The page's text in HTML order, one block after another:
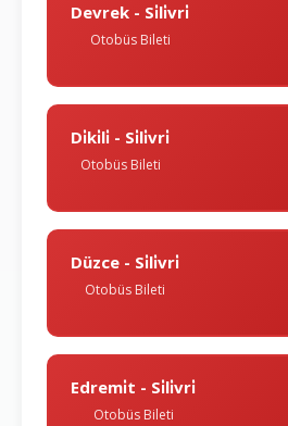
Devrek - Si̇li̇vri̇
Otobüs Bileti
Di̇ki̇li̇ - Si̇li̇vri̇
Otobüs Bileti
Düzce - Si̇li̇vri̇
Otobüs Bileti
Edremi̇t - Si̇li̇vri̇
Otobüs Bileti